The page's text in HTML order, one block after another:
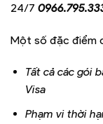
24/7
Một số đặc điểm
Tất cả các gói
Visa
Phạm vi thời